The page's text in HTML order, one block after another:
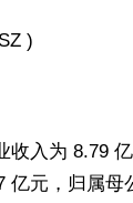
)
收入为 8.79
亿元，归属母